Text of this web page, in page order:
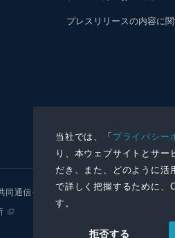
当社では、「 プライバシー
り、本ウェブサイトとサー
だき、また、どのように活
で詳しく把握するために、
す。
拒否する
プレスリリースの内容に
同通信イメージズ
株式会社NNA